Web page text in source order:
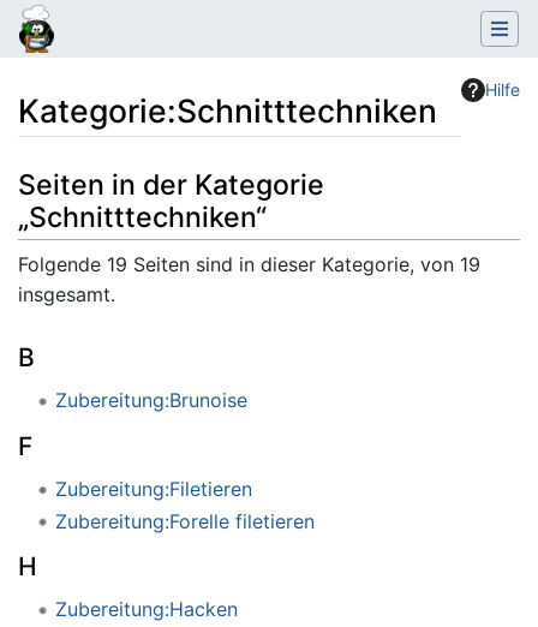
Hilfe
Kategorie:Schnitttechniken
Wechseln zu: Navigation
Seiten in der Kategorie
„Schnitttechniken“
Folgende 19 Seiten sind in dieser Kategorie, von 19
insgesamt.
B
Zubereitung:Brunoise
F
Zubereitung:Filetieren
Zubereitung:Forelle filetieren
H
Zubereitung:Hacken